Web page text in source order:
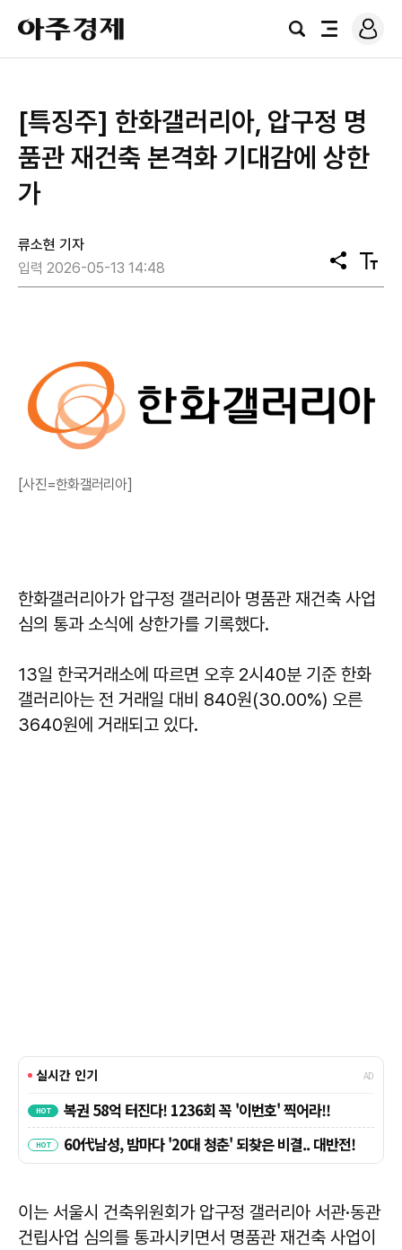
아
주
경
검
전
로
그
[특징주] 한화갤러리아, 압구정 명
품관 재건축 본격화 기대감에 상한
가
류소현 기자
입력 2026-05-13 14:48
공
유
텍
스
[사진=한화갤러리아]
한화갤러리아가 압구정 갤러리아 명품관 재건축 사업
심의 통과 소식에 상한가를 기록했다.
13일 한국거래소에 따르면 오후 2시40분 기준 한화
갤러리아는 전 거래일 대비 840원(30.00%) 오른
3640원에 거래되고 있다.
이는 서울시 건축위원회가 압구정 갤러리아 서관·동관
건립사업 심의를 통과시키면서 명품관 재건축 사업이